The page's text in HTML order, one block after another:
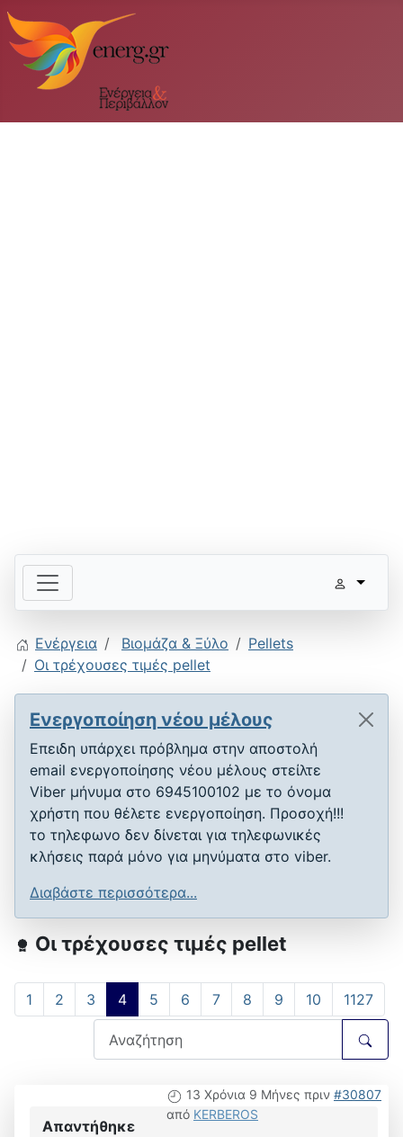
Ενέργεια Βιομάζα & Ξύλο
Pellets
Οι τρέχουσες τιμές pellet
Ενεργοποίηση νέου μέλους
Επειδη υπάρχει πρόβλημα στην αποστολή
email ενεργοποίησης νέου μέλους στείλτε
Viber μήνυμα στο 6945100102 με το όνομα
χρήστη που θέλετε ενεργοποίηση. Προσοχή!!!
το τηλεφωνο δεν δίνεται για τηλεφωνικές
κλήσεις παρά μόνο για μηνύματα στο viber.
Διαβάστε περισσότερα...
Οι τρέχουσες τιμές pellet
1 2 3 4 5 6 7 8 9 10 1127
13 Χρόνια 9 Μήνες πριν #30807
από KERBEROS
Απαντήθηκε